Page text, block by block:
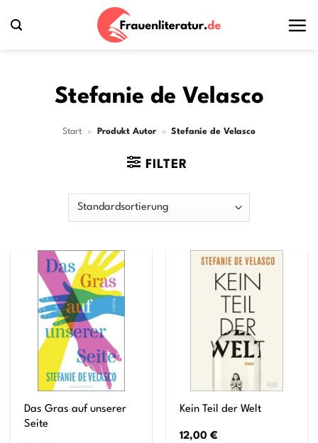
Inhalt
Stefanie de Velasco
Start » Produkt Autor » Stefanie de Velasco
FILTER
Das Gras auf unserer
Seite
Kein Teil der Welt
12,00€